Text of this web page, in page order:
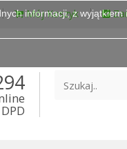
Mój Koszyk
informacji, z wyjątkiem